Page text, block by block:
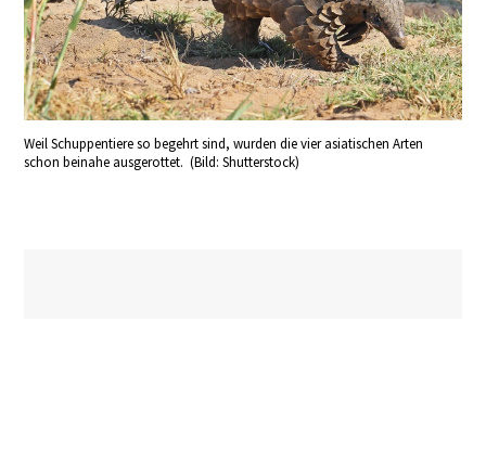
Weil Schuppentiere so begehrt sind, wurden die vier asiatischen Arten
schon beinahe ausgerottet. (Bild: Shutterstock)